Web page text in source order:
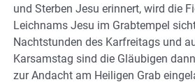
und Sterben Jesu erinnert, wird die
Leichnams Jesu im Grabtempel
Nachtstunden des Karfreitags und
Karsamstag sind die Gläubigen
zur Andacht am Heiligen Grab